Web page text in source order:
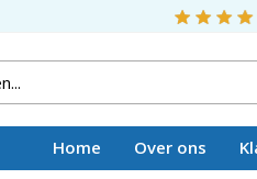
Home Over ons